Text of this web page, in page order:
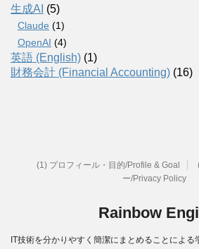
生成AI (5)
Claude (1)
OpenAI (4)
英語 (English) (1)
財務会計 (Financial Accounting) (16)
(1) プロフィール・目的/Profile & Goal
ー/Privacy Policy
Rainbow
IT技術を分かりやすく簡潔にまとめることによ